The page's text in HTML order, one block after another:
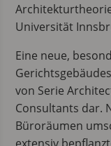
Universität
Eine neue,
von Serie
Consultants dar.
Büroräumen